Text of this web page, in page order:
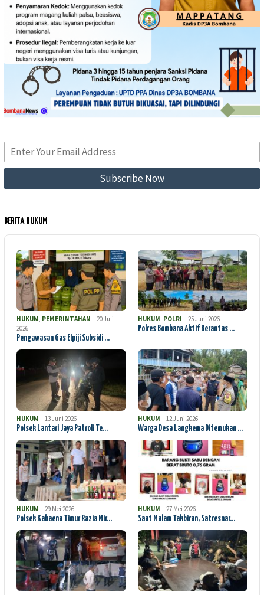
BERITA HUKUM
HUKUM, PEMERINTAHAN
20 Juli
2026
Pengawasan Gas Elpiji Subsidi …
HUKUM, POLRI
25 Juni 2026
Polres Bombana Aktif Berantas …
HUKUM
13 Juni 2026
Polsek Lantari Jaya Patroli Te…
HUKUM
12 Juni 2026
Warga Desa Langkema Ditemukan …
HUKUM
29 Mei 2026
Polsek Kabaena Timur Razia Mir…
HUKUM
27 Mei 2026
Saat Malam Takbiran, Satresnar…